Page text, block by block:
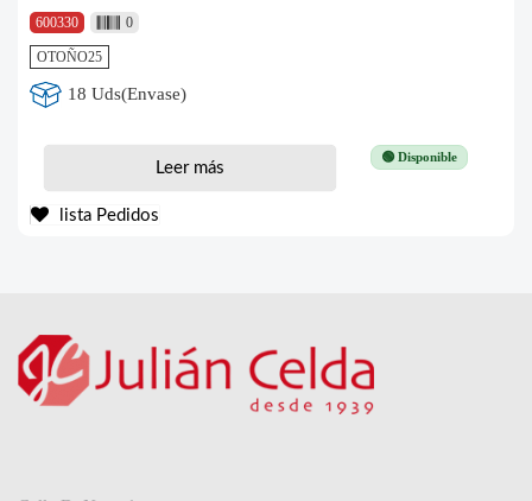
600330
0
OTOÑO25
18 Uds(Envase)
🟢 Disponible
Leer más
lista Pedidos